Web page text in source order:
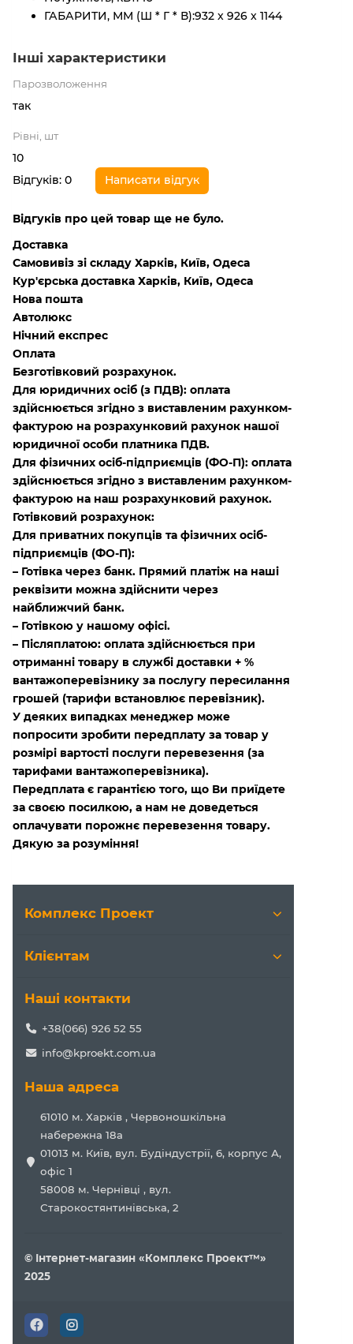
ГАБАРИТИ, ММ (Ш * Г * В):932 x 926 x 1144
Інші характеристики
Парозволоження
так
Рівні, шт
10
Відгуків: 0
Написати відгук
Відгуків про цей товар ще не було.
Доставка
Самовивіз зі складу Харків, Київ, Одеса
Кур'єрська доставка Харків, Київ, Одеса
Нова пошта
Автолюкс
Нічний експрес
Оплата
Безготівковий розрахунок.
Для юридичних осіб (з ПДВ): оплата
здійснюється згідно з виставленим рахунком-
фактурою на розрахунковий рахунок нашої
юридичної особи платника ПДВ.
Для фізичних осіб-підприємців (ФО-П): оплата
здійснюється згідно з виставленим рахунком-
фактурою на наш розрахунковий рахунок.
Готівковий розрахунок:
Для приватних покупців та фізичних осіб-
підприємців (ФО-П):
– Готівка через банк. Прямий платіж на наші
реквізити можна здійснити через
найближчий банк.
– Готівкою у нашому офісі.
– Післяплатою: оплата здійснюється при
отриманні товару в службі доставки + %
вантажоперевізнику за послугу пересилання
грошей (тарифи встановлює перевізник).
У деяких випадках менеджер може
попросити зробити передплату за товар у
розмірі вартості послуги перевезення (за
тарифами вантажоперевізника).
Передплата є гарантією того, що Ви приїдете
за своєю посилкою, а нам не доведеться
оплачувати порожнє перевезення товару.
Дякую за розуміння!
Комплекс Проект
Клієнтам
Наші контакти
+38(066) 926 52 55
info@kproekt.com.ua
Наша адреса
61010 м. Харків , Червоношкільна
набережна 18а
01013 м. Київ, вул. Будіндустрії, 6, корпус А,
офіс 1
58008 м. Чернівці , вул.
Старокостянтинівська, 2
© Інтернет-магазин «Комплекс Проект™»
2025